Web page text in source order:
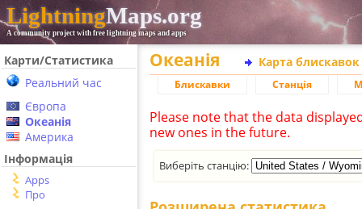
LightningMaps.org
A community project with free lightning maps and apps
Карти/Статистика
Реальний час
Європа
Океанія
Америка
Інформація
Apps
Про
Океанія Карта
Блискавки Станція
Please note that the data
new ones in the future.
Виберіть станцію: